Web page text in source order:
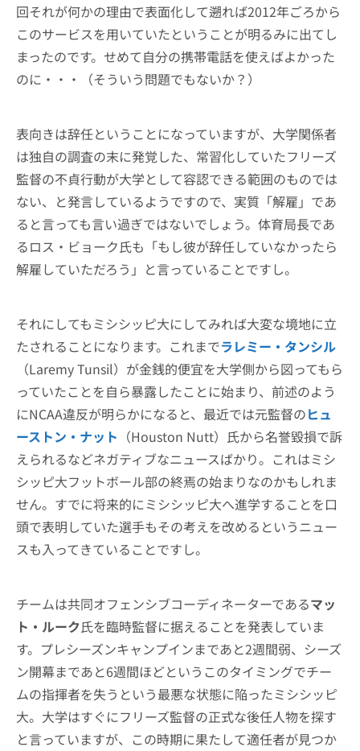
回それが何かの理由で表面化して遡れば2012年ごろから
このサービスを用いていたということが明るみに出てし
まったのです。せめて自分の携帯電話を使えばよかった
のに・・・（そういう問題でもないか？）
表向きは辞任ということになっていますが、大学関係者
は独自の調査の末に発覚した、常習化していたフリーズ
監督の不貞行動が大学として容認できる範囲のものでは
ない、と発言しているようですので、実質「解雇」であ
ると言っても言い過ぎではないでしょう。体育局長であ
るロス・ビョーク氏も「もし彼が辞任していなかったら
解雇していただろう」と言っていることですし。
それにしてもミシシッピ大にしてみれば大変な境地に立
たされることになります。これまでラレミー・タンシル
（Laremy Tunsil）が金銭的便宜を大学側から図ってもら
っていたことを自ら暴露したことに始まり、前述のよう
にNCAA違反が明らかになると、最近では元監督のヒュ
ーストン・ナット （Houston Nutt）氏から名誉毀損で訴
えられるなどネガティブなニュースばかり。これはミシ
シッピ大フットボール部の終焉の始まりなのかもしれま
せん。すでに将来的にミシシッピ大へ進学することを口
頭で表明していた選手もその考えを改めるというニュー
スも入ってきていることですし。
チームは共同オフェンシブコーディネーターであるマッ
ト・ルーク氏を臨時監督に据えることを発表していま
す。プレシーズンキャンプインまであと2週間弱、シーズ
ン開幕まであと6週間ほどというこのタイミングでチー
ムの指揮者を失うという最悪な状態に陥ったミシシッピ
大。大学はすぐにフリーズ監督の正式な後任人物を探す
と言っていますが、この時期に果たして適任者が見つか